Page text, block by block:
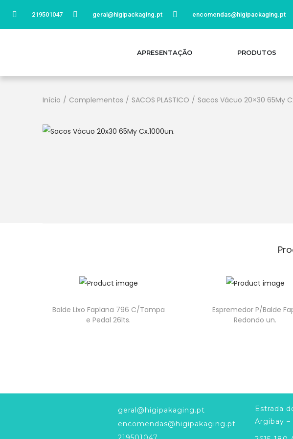
219501047 geral@higipackaging.pt encomendas@higipackaging.pt
APRESENTAÇÃO PRODUTOS
Início / Complementos / SACOS PLASTICO / Sacos Vácuo 20×30 65My
Balde Lixo Faplana 796 C/Tampa
e Pedal 26lts.
Espremedor P/Balde
Redondo un.
geral@higipakaging.pt
encomendas@higipakaging.pt
Estrada
Argibay –